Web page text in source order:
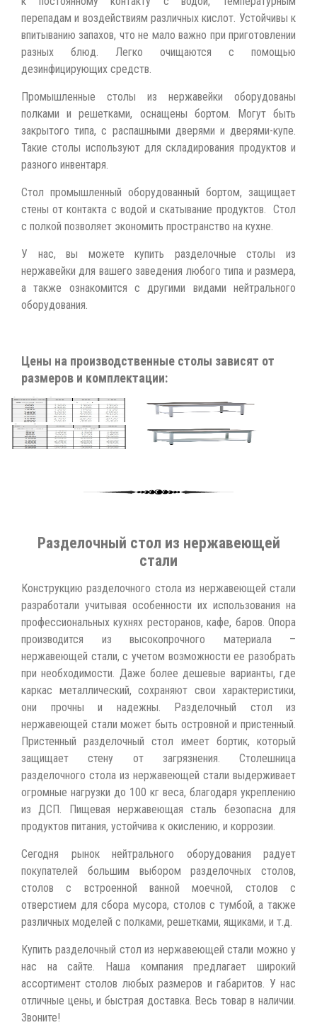
перепадам и воздействиям различных кислот. Устойчивы к
впитыванию запахов, что не мало важно при приготовлении
разных блюд. Легко очищаются с помощью
дезинфицирующих средств.
Промышленные столы из нержавейки оборудованы
полками и решетками, оснащены бортом. Могут быть
закрытого типа, с распашными дверями и дверями-купе.
Такие столы используют для складирования продуктов и
разного инвентаря.
Стол промышленный оборудованный бортом, защищает
стены от контакта с водой и скатывание продуктов. Стол
с полкой позволяет экономить пространство на кухне.
У нас, вы можете купить разделочные столы из
нержавейки для вашего заведения любого типа и размера,
а также ознакомится с другими видами нейтрального
оборудования.
Цены на производственные столы зависят от
размеров и комплектации:
Разделочный стол из нержавеющей
стали
Конструкцию разделочного стола из нержавеющей стали
разработали учитывая особенности их использования на
профессиональных кухнях ресторанов, кафе, баров. Опора
производится из высокопрочного материала –
нержавеющей стали, с учетом возможности ее разобрать
при необходимости. Даже более дешевые варианты, где
каркас металлический, сохраняют свои характеристики,
они прочны и надежны. Разделочный стол из
нержавеющей стали может быть островной и пристенный.
Пристенный разделочный стол имеет бортик, который
защищает стену от загрязнения. Столешница
разделочного стола из нержавеющей стали выдерживает
огромные нагрузки до 100 кг веса, благодаря укреплению
из ДСП. Пищевая нержавеющая сталь безопасна для
продуктов питания, устойчива к окислению, и коррозии.
Сегодня рынок нейтрального оборудования радует
покупателей большим выбором разделочных столов,
столов с встроенной ванной моечной, столов с
отверстием для сбора мусора, столов с тумбой, а также
различных моделей с полками, решетками, ящиками, и т.д.
Купить разделочный стол из нержавеющей стали можно у
нас на сайте. Наша компания предлагает широкий
ассортимент столов любых размеров и габаритов. У нас
отличные цены, и быстрая доставка. Весь товар в наличии.
Звоните!